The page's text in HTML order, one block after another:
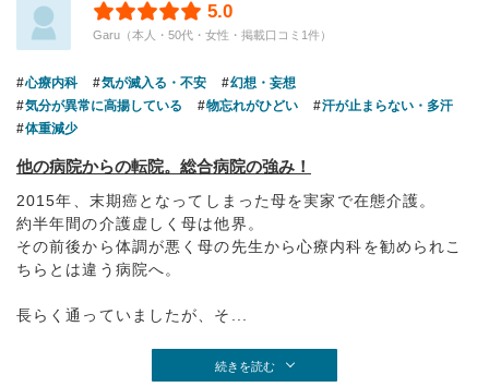
5.0
Garu（本人・50代・女性・掲載口コミ1件）
心療内科 気が滅入る・不安
幻想・妄想
気分が異常に高揚している
物忘れがひどい
汗が止まらない・多汗
体重減少
他の病院からの転院。総合病院の強み！
2015年、末期癌となってしまった母を実家で在態介護。
約半年間の介護虚しく母は他界。
その前後から体調が悪く母の先生から心療内科を勧められこ
ちらとは違う病院へ。
長らく通っていましたが、そ...
続きを読む